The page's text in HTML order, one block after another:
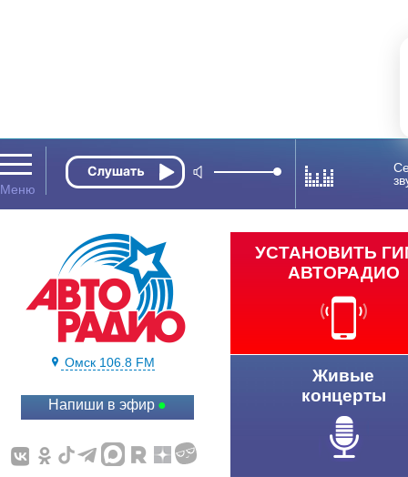
Омск 106.8 FM
Напиши в эфир
УСТАНОВИТЬ
АВТОРАДИО
Живые
концерты